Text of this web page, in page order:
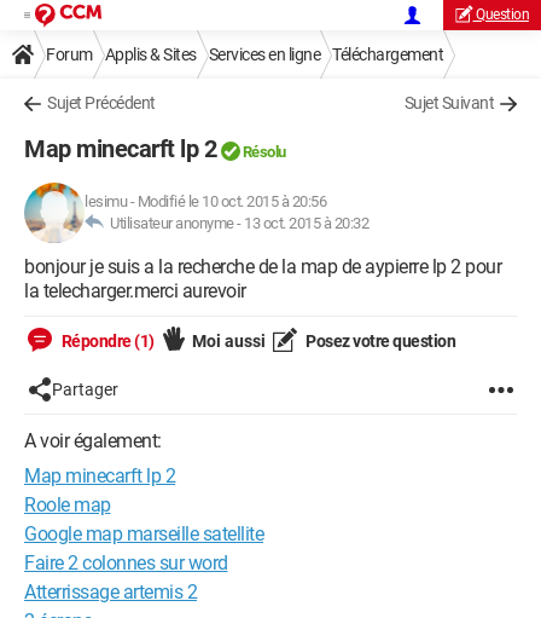
Question
Forum Applis & Sites Services en ligne Téléchargement
Sujet Précédent Sujet Suivant
Map minecarft lp 2 Résolu
lesimu- Modifié le 10 oct. 2015 à 20:56
Utilisateur anonyme - 13 oct. 2015 à 20:32
bonjour je suis a la recherche de la map de aypierre lp 2 pour
la telecharger.merci aurevoir
Répondre (1) Moi aussi Posez votre question
Partager
A voir également:
Map minecarft lp 2
Roole map
Google map marseille satellite
Faire 2 colonnes sur word
Atterrissage artemis 2